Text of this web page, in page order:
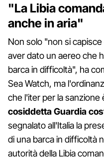
"La Libia
anche in aria"
Non solo "non si
aver dato un aereo che
barca in difficoltà", ha
Sea Watch, ma
che l'iter per la sanzione
cosiddetta Guardia
segnalato all'Italia la
di una barca in difficoltà
autorità della Libia